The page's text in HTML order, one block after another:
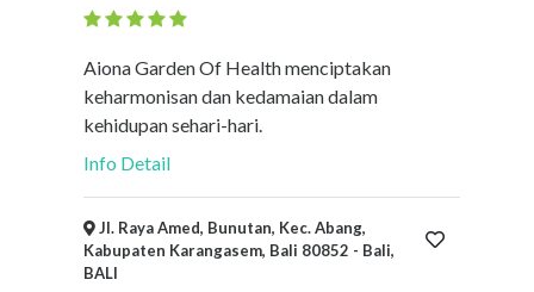
Aiona Garden Of Health menciptakan
keharmonisan dan kedamaian dalam
kehidupan sehari-hari.
Info Detail
Jl. Raya Amed, Bunutan, Kec. Abang,
Kabupaten Karangasem, Bali 80852 - Bali,
BALI